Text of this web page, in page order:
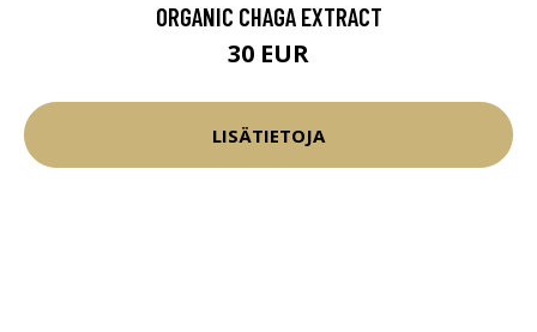
ORGANIC CHAGA EXTRACT
30 EUR
LISÄTIETOJA